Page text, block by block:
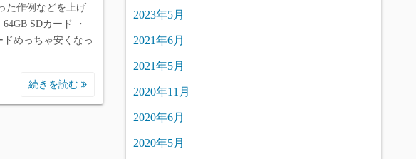
た作例などを上げ
SDカード ・
めっちゃ安くなっ
続きを読む
2023年5月
2021年6月
2021年5月
2020年11月
2020年6月
2020年5月